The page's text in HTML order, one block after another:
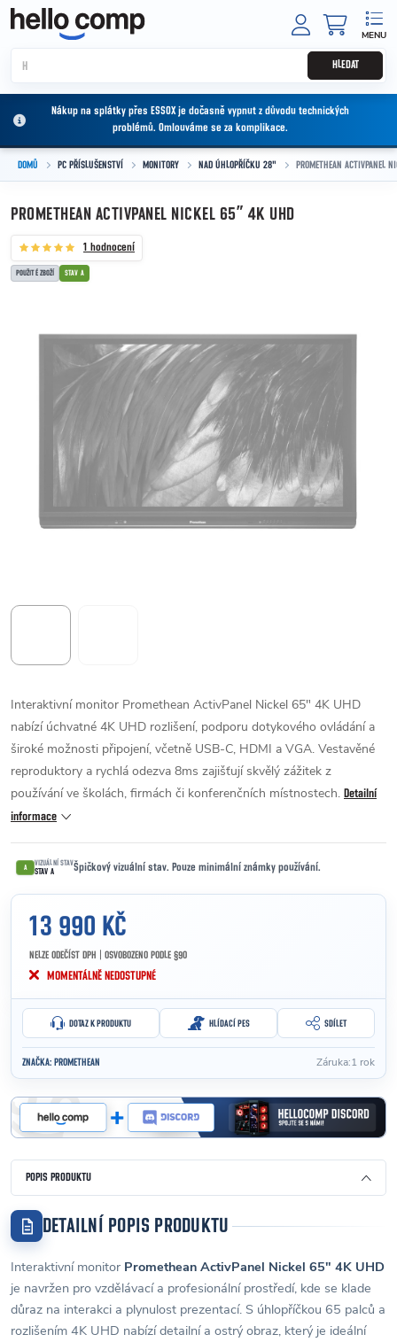
Přejít na obsah
HLEDAT
Nákup na splátky přes ESSOX je dočasně vypnut z důvodu technických
problémů. Omlouváme se za komplikace.
DOMŮ PC PŘÍSLUŠENSTVÍ MONITORY NAD ÚHLOPŘÍČKU 28" PROMETHEAN ACTIVPANEL
PROMETHEAN ACTIVPANEL NICKEL 65” 4K UHD
1 hodnocení
POUŽITÉ ZBOŽÍ STAV A
Interaktivní monitor Promethean ActivPanel Nickel 65" 4K UHD
nabízí úchvatné 4K UHD rozlišení, podporu dotykového ovládání a
široké možnosti připojení, včetně USB-C, HDMI a VGA. Vestavěné
reproduktory a rychlá odezva 8ms zajišťují skvělý zážitek z
používání ve školách, firmách či konferenčních místnostech. Detailní
informace
A VIZUÁLNÍ STAV
STAV A Špičkový vizuální stav. Pouze minimální známky používání.
13 990 KČ
NELZE ODEČÍST DPH | OSVOBOZENO PODLE §90
Měrná cena:
MOMENTÁLNĚ NEDOSTUPNÉ
DOTAZ K PRODUKTU HLÍDACÍ PES SDÍLET
ZNAČKA: PROMETHEAN Záruka:1 rok
POPIS PRODUKTU
DETAILNÍ POPIS PRODUKTU
Interaktivní monitor Promethean ActivPanel Nickel 65" 4K UHD
je navržen pro vzdělávací a profesionální prostředí, kde se klade
důraz na interakci a plynulost prezentací. S úhlopříčkou 65 palců a
rozlišením 4K UHD nabízí detailní a ostrý obraz, který je ideální